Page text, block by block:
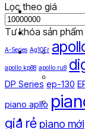
Lọc theo giá
Giá
thấp
Tư khóa sản phẩm
A-Series Ag10Fr
apollo kp88 apollo ru8
DP Series ep-130
piano apllo
giá rẻ piano mới